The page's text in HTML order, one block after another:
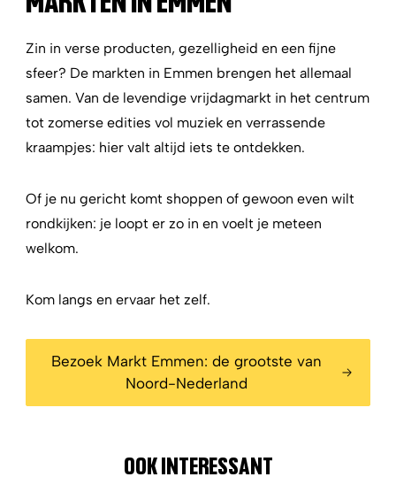
Zin in verse producten, gezelligheid en een fijne
sfeer? De markten in Emmen brengen het allemaal
samen. Van de levendige vrijdagmarkt in het centrum
tot zomerse edities vol muziek en verrassende
kraampjes: hier valt altijd iets te ontdekken.
Of je nu gericht komt shoppen of gewoon even wilt
rondkijken: je loopt er zo in en voelt je meteen
welkom.
Kom langs en ervaar het zelf.
Bezoek Markt Emmen: de grootste van
Noord-Nederland
OOK INTERESSANT